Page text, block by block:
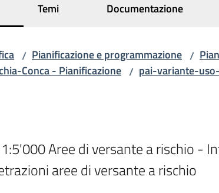
Temi Documentazione
/ Pianificazione e programmazione /
Conca - Pianificazione / pai-variante-
Aree di versante a rischio -
aree di versante a rischio